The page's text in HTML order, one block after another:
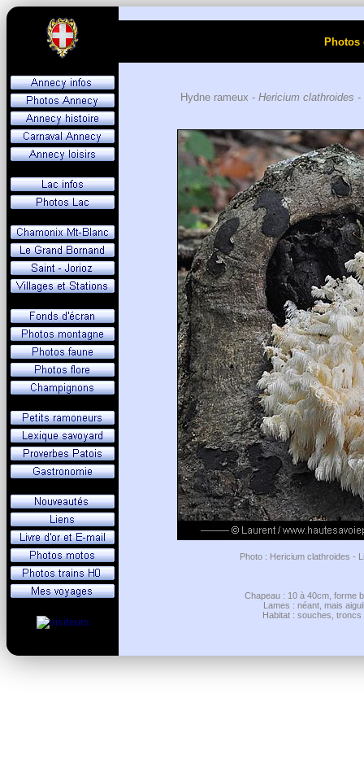
Hydne rameux - Hericium clathroides -
Photo : Hericium clathroides -
Chapeau : 10 à 40cm, forme
Lames : néant, mais
Habitat : souches,